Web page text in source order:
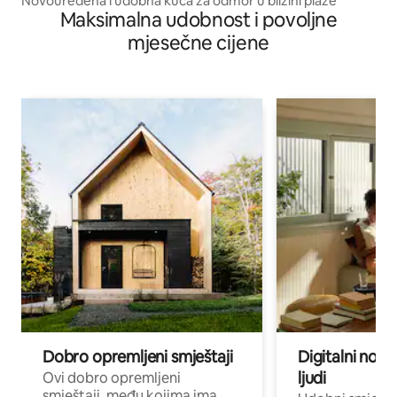
Maksimalna udobnost i povoljne
mjesečne cijene
Dobro opremljeni smještaji
Ovi dobro opremljeni
Digitalni
ljudi